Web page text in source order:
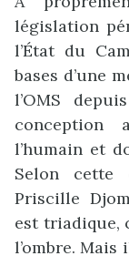
législation
l’État du
bases d’une
l’OMS
conception
l’humain et
Selon cette
Priscille
est triadique,
l’ombre.